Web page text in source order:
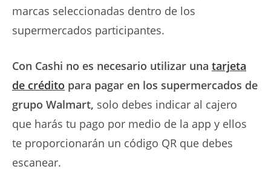
marcas seleccionadas dentro de los
supermercados participantes.
Con Cashi no es necesario utilizar una tarjeta
de crédito para pagar en los supermercados de
grupo Walmart, solo debes indicar al cajero
que harás tu pago por medio de la app y ellos
te proporcionarán un código QR que debes
escanear.